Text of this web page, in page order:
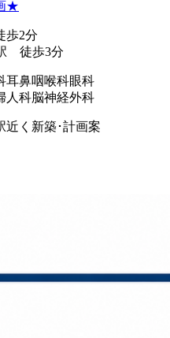
★
歩2分
徒歩3分
耳鼻咽喉科眼科
人科脳神経外科
近く 新築･計画案